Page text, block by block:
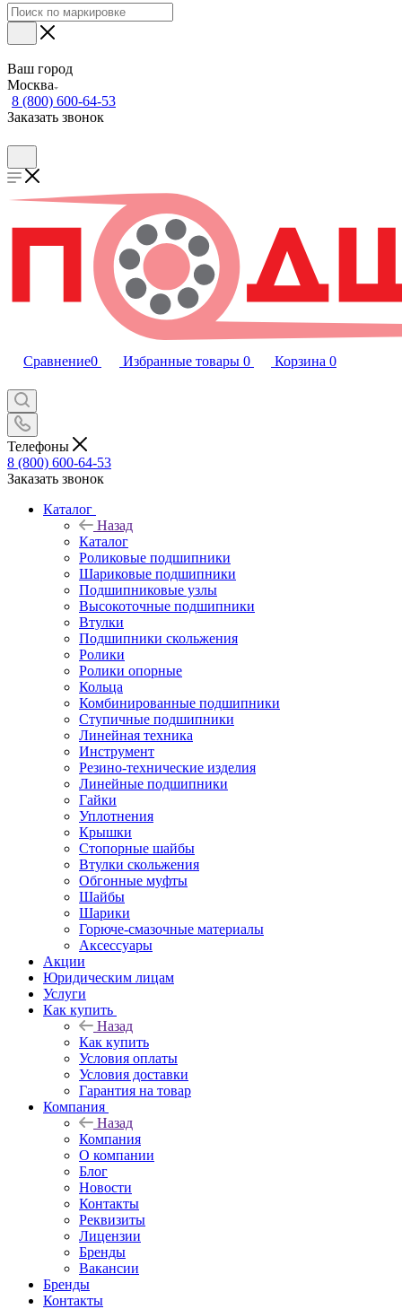
Ваш город
Москва
8 (800) 600-64-53
Заказать звонок
Сравнение0 Избранные товары 0 Корзина 0
Телефоны
8 (800) 600-64-53
Заказать звонок
Каталог
Назад
Каталог
Роликовые подшипники
Шариковые подшипники
Подшипниковые узлы
Высокоточные подшипники
Втулки
Подшипники скольжения
Ролики
Ролики опорные
Кольца
Комбинированные подшипники
Ступичные подшипники
Линейная техника
Инструмент
Резино-технические изделия
Линейные подшипники
Гайки
Уплотнения
Крышки
Стопорные шайбы
Втулки скольжения
Обгонные муфты
Шайбы
Шарики
Горюче-смазочные материалы
Аксессуары
Акции
Юридическим лицам
Услуги
Как купить
Назад
Как купить
Условия оплаты
Условия доставки
Гарантия на товар
Компания
Назад
Компания
О компании
Блог
Новости
Контакты
Реквизиты
Лицензии
Бренды
Вакансии
Бренды
Контакты